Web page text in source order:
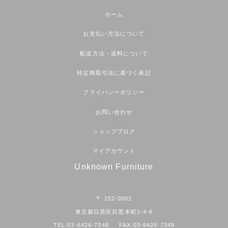
ホーム
お支払い方法について
配送方法・送料について
特定商取引法に基づく表記
プライバシーポリシー
お問い合わせ
ショップブログ
マイアカウント
Unknown Furniture
〒 152-0002
東京都目黒区目黒本町2-4-6
TEL:03-6426-7348 FAX:03-6426-7349